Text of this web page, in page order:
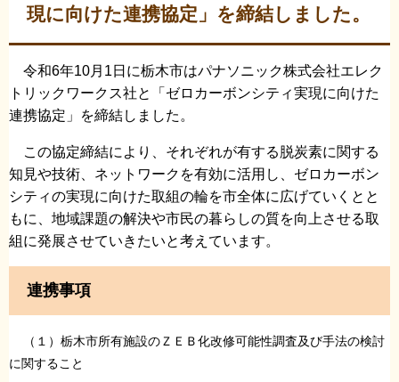
現に向けた連携協定」を締結しました。
令和6年10月1日に栃木市はパナソニック株式会社エレク
トリックワークス社と「ゼロカーボンシティ実現に向けた
連携協定」を締結しました。
この協定締結により、それぞれが有する脱炭素に関する
知見や技術、ネットワークを有効に活用し、ゼロカーボン
シティの実現に向けた取組の輪を市全体に広げていくとと
もに、地域課題の解決や市民の暮らしの質を向上させる取
組に発展させていきたいと考えています。
連携事項
（１）栃木市所有施設のＺＥＢ化改修可能性調査及び手法の検討
に関すること